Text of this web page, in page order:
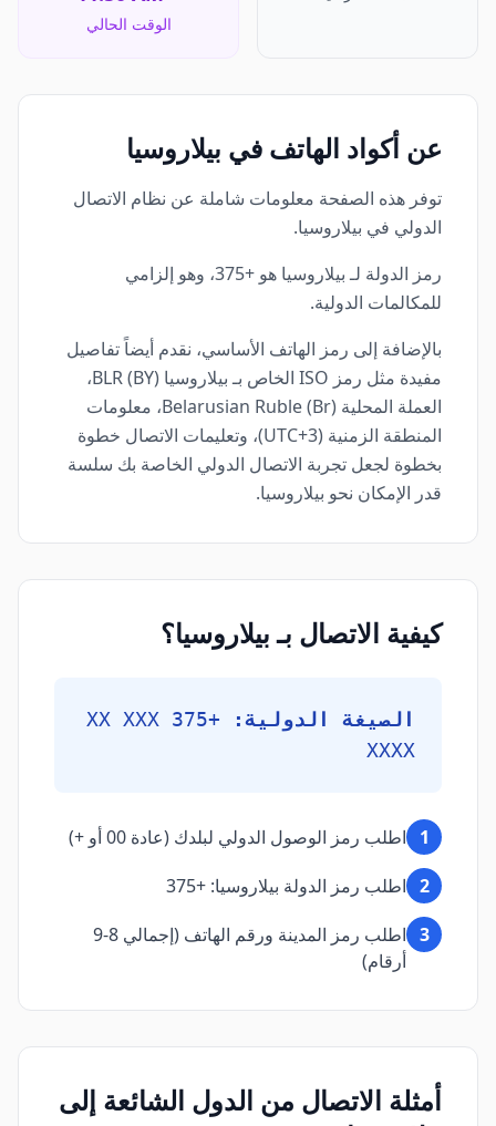
الوقت الحالي
عن أكواد الهاتف في بيلاروسيا
توفر هذه الصفحة معلومات شاملة عن نظام الاتصال
الدولي في بيلاروسيا.
رمز الدولة لـ بيلاروسيا هو +375، وهو إلزامي
للمكالمات الدولية.
بالإضافة إلى رمز الهاتف الأساسي، نقدم أيضاً تفاصيل
مفيدة مثل رمز ISO الخاص بـ بيلاروسيا (BY) BLR،
العملة المحلية Belarusian Ruble (Br)، معلومات
المنطقة الزمنية (UTC+3)، وتعليمات الاتصال خطوة
بخطوة لجعل تجربة الاتصال الدولي الخاصة بك سلسة
قدر الإمكان نحو بيلاروسيا.
كيفية الاتصال بـ بيلاروسيا؟
الصيغة الدولية:
+375 XX XXX
XXXX
1
اطلب رمز الوصول الدولي لبلدك (عادة 00 أو +)
2 اطلب رمز الدولة بيلاروسيا: +375
3
اطلب رمز المدينة ورقم الهاتف (إجمالي 8-9
أرقام)
أمثلة الاتصال من الدول الشائعة إلى